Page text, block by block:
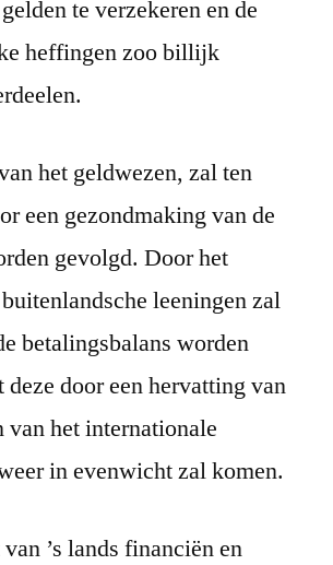
te verzekeren en de
heffingen zoo billijk
het geldwezen, zal ten
een gezondmaking van de
gevolgd. Door het
leeningen zal
betalingsbalans worden
door een hervatting van
van het internationale
in evenwicht zal komen.
’s lands financiën en